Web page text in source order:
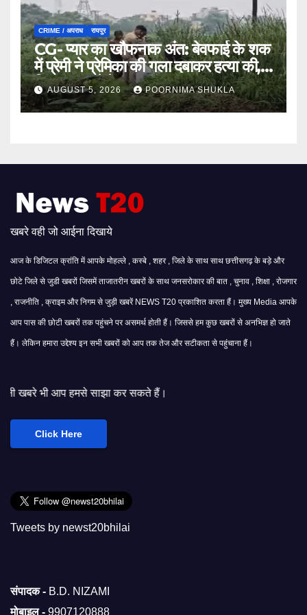
CRIME / अपराध रायपुर
CG- प्यार का खौफनाक अंत: बेवफाई के शक
में प्रेमी ने प्रेमिका की गला दबाकर हत्या की,
फिर तालाब में फेंका शव…
AUGUST 5, 2026 POORNIMA SHUKLA
खबरे वही जो आईना दिखाये
आज के डिजिटल क्रांति में आपके मोहल्ले , कस्बे , शहर , जिले के साथ साथ छत्तीसगढ़ के बड़े और
छोटे जिले से जुडी खबरों जिसमें ताजातरीन खबरों के साथ जनसरोकार की बात , चुनाव , शिक्षा , रोजगार
, राजनीति , क्राइम और निगम से जुड़ी खबरें NEWS T20 प्रकाशित करता हैं। मुख्य Media आपके
आप पास की छोटी खबरों तक पहुंचने पर असमर्थ होती हैं। जिससे हम कुछ खबरों से अनभिज्ञ हो जाते
हैं। लेकिन हमारा उद्देश्य इन सभी खबरों को आप तक तेज और सटीकता से पहुंचाना हैं।
साझा कर सकते हैं।
Click Here
Tweets by newst20bhilai
संपादक - B.D. NIZAMI
मोबाइल - 9907120888